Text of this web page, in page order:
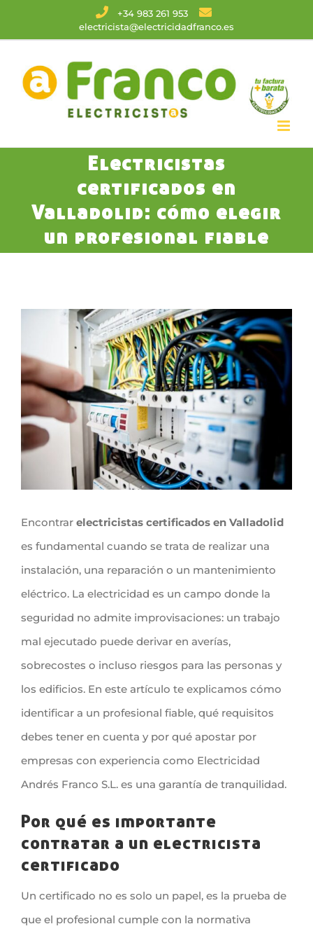
+34 983 261 953
electricista@electricidadfranco.es
Electricistas
certificados en
Valladolid: cómo elegir
un profesional fiable
más
grande
Encontrar electricistas certificados en Valladolid
es fundamental cuando se trata de realizar una
instalación, una reparación o un mantenimiento
eléctrico. La electricidad es un campo donde la
seguridad no admite improvisaciones: un trabajo
mal ejecutado puede derivar en averías,
sobrecostes o incluso riesgos para las personas y
los edificios. En este artículo te explicamos cómo
identificar a un profesional fiable, qué requisitos
debes tener en cuenta y por qué apostar por
empresas con experiencia como Electricidad
Andrés Franco S.L. es una garantía de tranquilidad.
Por qué es importante
contratar a un electricista
certificado
Un certificado no es solo un papel, es la prueba de
que el profesional cumple con la normativa